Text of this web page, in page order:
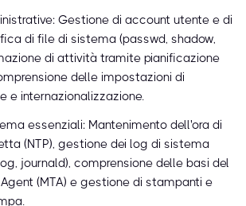
Gestione di account utente e di
di file di sistema (passwd, shadow,
di attività tramite pianificazione
delle impostazioni di
e internazionalizzazione.
essenziali: Mantenimento dell'ora di
(NTP), gestione dei log di sistema
journald), comprensione delle basi del
(MTA) e gestione di stampanti e